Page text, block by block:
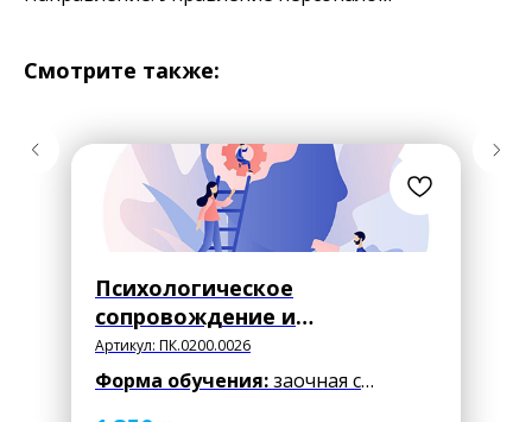
Смотрите также:
Психологическое
сопровождение и
коррекционная работа с
лицами с ОВЗ в условиях
ПНИ
Артикул: ПК.0200.0026
Форма обучения:заочная с